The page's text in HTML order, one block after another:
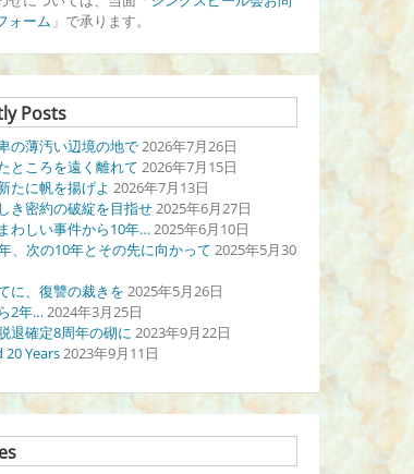
ォーム 」で承ります。
Posts
の薄汚い辺境の地で 2026年7月26日
ところを遠く離れて 2026年7月15日
たに帆を揚げよ 2026年7月13日
き密約の破綻を目指せ 2025年6月27日
わしい事件から10年… 2025年6月10日
、次の10年とその先に向かって 2025年5月30
に、復讐の裁きを 2025年5月26日
2年… 2024年3月25日
退確定8周年の砌に 2023年9月22日
20 Years 2023年9月11日